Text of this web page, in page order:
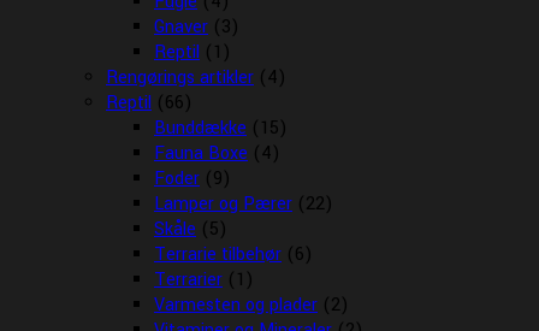
Gnaver (3)
Reptil (1)
Rengørings artikler (4)
Reptil (66)
Bunddække (15)
Fauna Boxe (4)
Foder (9)
Lamper og Pærer (22)
Skåle (5)
Terrarie tilbehør (6)
Terrarier (1)
Varmesten og plader (2)